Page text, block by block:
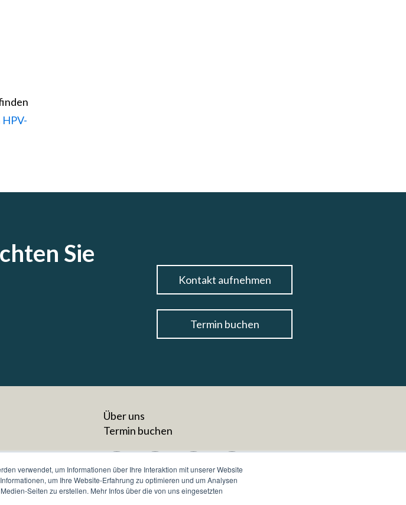
verwendet, um Informationen über Ihre Interaktion mit unserer Website
um Ihre Website-Erfahrung zu optimieren und um Analysen
Seiten zu erstellen. Mehr Infos über die von uns eingesetzten
Sie
Kontakt aufnehmen
Termin buchen
Über uns
Termin buchen